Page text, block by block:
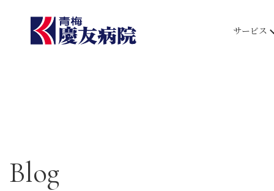
サービス
Blog